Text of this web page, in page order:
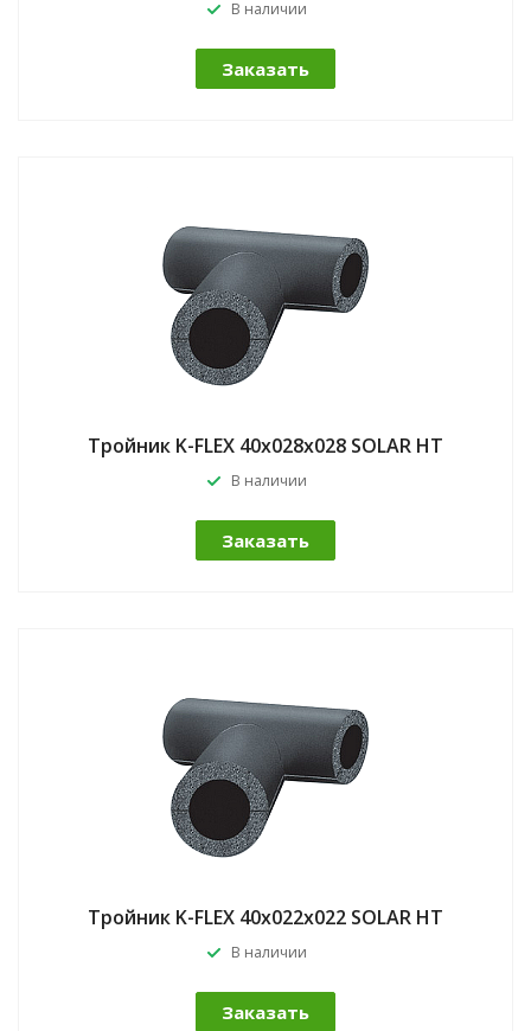
В наличии
Заказать
Тройник K-FLEX 40x028x028 SOLAR HT
В наличии
Заказать
Тройник K-FLEX 40x022x022 SOLAR HT
В наличии
Заказать